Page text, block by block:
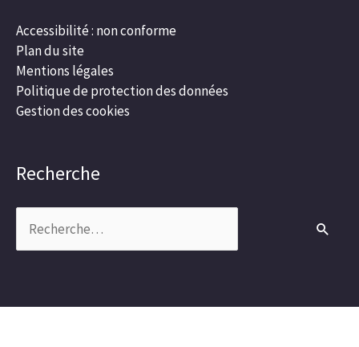
Accessibilité : non conforme
Plan du site
Mentions légales
Politique de protection des données
Gestion des cookies
Recherche